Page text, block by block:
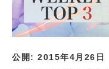
公開: 2015年4月26日